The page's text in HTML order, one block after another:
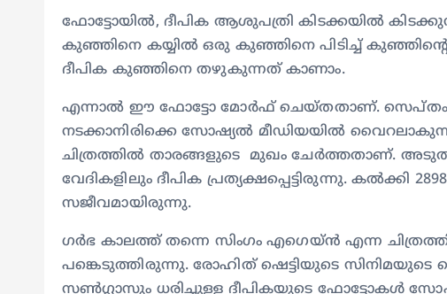
ഫോട്ടോയിൽ, ദീപിക ആശുപത്രി കിടക്കയിൽ
കുഞ്ഞിനെ കയ്യിൽ ഒരു കുഞ്ഞിനെ പിടിച്ച്
ദീപിക കുഞ്ഞിനെ തഴുകുന്നത് കാണാം.
എന്നാൽ ഈ ഫോട്ടോ മോർഫ് ചെയ്തതാണ്.
നടക്കാനിരിക്കെ സോഷ്യൽ മീഡിയയിൽ
ചിത്രത്തില്‍ താരങ്ങളുടെ മുഖം ചേര്‍ത്തതാണ്.
വേദികളിലും ദീപിക പ്രത്യക്ഷപ്പെട്ടിരുന്നു. കല്‍ക്കി
സജീവമായിരുന്നു.
ഗർഭ കാലത്ത് തന്നെ സിംഗം എഗെയ്ൻ എന്ന
പങ്കെടുത്തിരുന്നു. രോഹിത് ഷെട്ടിയുടെ
സൺഗ്ലാസും ധരിച്ചുള്ള ദീപികയുടെ ഫോട്ടോകള്‍